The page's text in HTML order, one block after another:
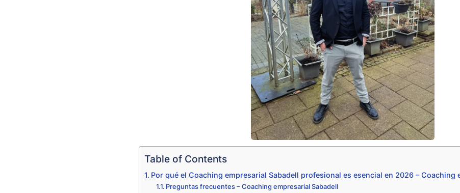
Table of Contents
Por qué el Coaching empresarial Sabadell profesional es esencial en 2026 – Coaching
Preguntas frecuentes – Coaching empresarial Sabadell